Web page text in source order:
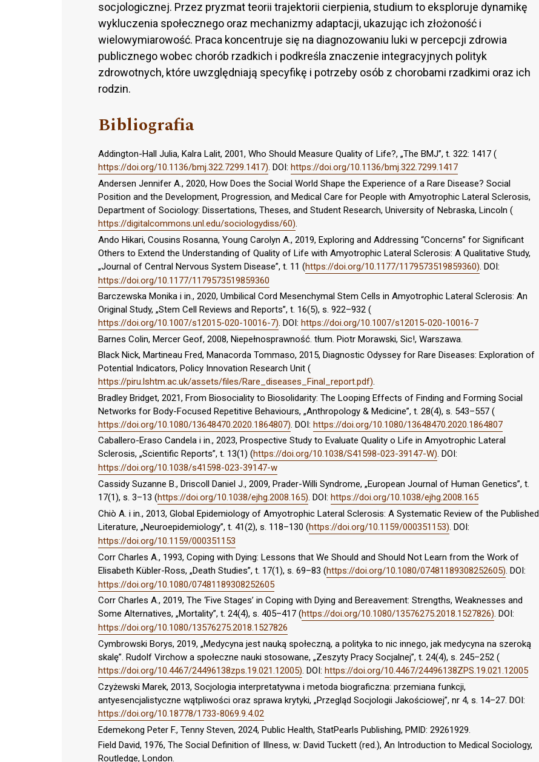
socjologicznej. Przez pryzmat teorii trajektorii cierpienia, studium to eksploruje dynamikę
wykluczenia społecznego oraz mechanizmy adaptacji, ukazując ich złożoność i
wielowymiarowość. Praca koncentruje się na diagnozowaniu luki w percepcji zdrowia
publicznego wobec chorób rzadkich i podkreśla znaczenie integracyjnych polityk
zdrowotnych, które uwzględniają specyfikę i potrzeby osób z chorobami rzadkimi oraz ich
rodzin.
Bibliografia
Addington-Hall Julia, Kalra Lalit, 2001, Who Should Measure Quality of Life?, „The BMJ”, t. 322: 1417 (
https://doi.org/10.1136/bmj.322.7299.1417). DOI: https://doi.org/10.1136/bmj.322.7299.1417
Andersen Jennifer A., 2020, How Does the Social World Shape the Experience of a Rare Disease? Social
Position and the Development, Progression, and Medical Care for People with Amyotrophic Lateral Sclerosis,
Department of Sociology: Dissertations, Theses, and Student Research, University of Nebraska, Lincoln (
https://digitalcommons.unl.edu/sociologydiss/60).
Ando Hikari, Cousins Rosanna, Young Carolyn A., 2019, Exploring and Addressing “Concerns” for Significant
Others to Extend the Understanding of Quality of Life with Amyotrophic Lateral Sclerosis: A Qualitative Study,
„Journal of Central Nervous System Disease”, t. 11 (https://doi.org/10.1177/1179573519859360) . DOI:
https://doi.org/10.1177/1179573519859360
Barczewska Monika i in., 2020, Umbilical Cord Mesenchymal Stem Cells in Amyotrophic Lateral Sclerosis: An
Original Study, „Stem Cell Reviews and Reports”, t. 16(5), s. 922–932 (
https://doi.org/10.1007/s12015-020-10016-7). DOI: https://doi.org/10.1007/s12015-020-10016-7
Barnes Colin, Mercer Geof, 2008, Niepełnosprawność. tłum. Piotr Morawski, Sic!, Warszawa.
Black Nick, Martineau Fred, Manacorda Tommaso, 2015, Diagnostic Odyssey for Rare Diseases: Exploration of
Potential Indicators, Policy Innovation Research Unit (
https://piru.lshtm.ac.uk/assets/files/Rare_diseases_Final_report.pdf).
Bradley Bridget, 2021, From Biosociality to Biosolidarity: The Looping Effects of Finding and Forming Social
Networks for Body-Focused Repetitive Behaviours, „Anthropology & Medicine”, t. 28(4), s. 543–557 (
https://doi.org/10.1080/13648470.2020.1864807) . DOI: https://doi.org/10.1080/13648470.2020.1864807
Caballero-Eraso Candela i in., 2023, Prospective Study to Evaluate Quality o Life in Amyotrophic Lateral
Sclerosis, „Scientific Reports”, t. 13(1) (https://doi.org/10.1038/S41598-023-39147-W). DOI:
https://doi.org/10.1038/s41598-023-39147-w
Cassidy Suzanne B., Driscoll Daniel J., 2009, Prader-Willi Syndrome, „European Journal of Human Genetics”, t.
17(1), s. 3–13 (https://doi.org/10.1038/ejhg.2008.165). DOI: https://doi.org/10.1038/ejhg.2008.165
Chiò A. i in., 2013, Global Epidemiology of Amyotrophic Lateral Sclerosis: A Systematic Review of the Published
Literature, „Neuroepidemiology”, t. 41(2), s. 118–130 (https://doi.org/10.1159/000351153). DOI:
https://doi.org/10.1159/000351153
Corr Charles A., 1993, Coping with Dying: Lessons that We Should and Should Not Learn from the Work of
Elisabeth Kübler-Ross, „Death Studies”, t. 17(1), s. 69–83 (https://doi.org/10.1080/07481189308252605) . DOI:
https://doi.org/10.1080/07481189308252605
Corr Charles A., 2019, The ‘Five Stages’ in Coping with Dying and Bereavement: Strengths, Weaknesses and
Some Alternatives, „Mortality”, t. 24(4), s. 405–417 (https://doi.org/10.1080/13576275.2018.1527826). DOI:
https://doi.org/10.1080/13576275.2018.1527826
Cymbrowski Borys, 2019, „Medycyna jest nauką społeczną, a polityka to nic innego, jak medycyna na szeroką
skalę”. Rudolf Virchow a społeczne nauki stosowane, „Zeszyty Pracy Socjalnej”, t. 24(4), s. 245–252 (
https://doi.org/10.4467/24496138zps.19.021.12005). DOI: https://doi.org/10.4467/24496138ZPS.19.021.12005
Czyżewski Marek, 2013, Socjologia interpretatywna i metoda biograficzna: przemiana funkcji,
antyesencjalistyczne wątpliwości oraz sprawa krytyki, „Przegląd Socjologii Jakościowej”, nr 4, s. 14–27. DOI:
https://doi.org/10.18778/1733-8069.9.4.02
Edemekong Peter F., Tenny Steven, 2024, Public Health, StatPearls Publishing, PMID: 29261929.
Field David, 1976, The Social Definition of Illness, w: David Tuckett (red.), An Introduction to Medical Sociology,
Routledge, London.